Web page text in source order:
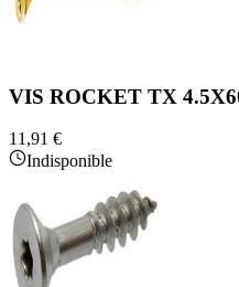
VIS ROCKET TX
11,91 €
Indisponible